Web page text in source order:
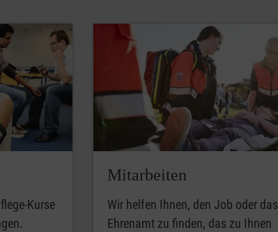
Kurse
Mitarbeiten
Wir helfen Ihnen, den Job oder das
Ehrenamt zu finden, das zu Ihnen